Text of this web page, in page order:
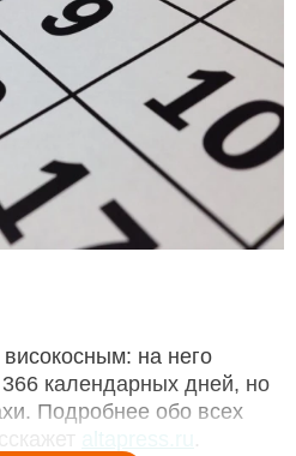
на него
календарных дней, но
Подробнее обо всех
altapress.ru